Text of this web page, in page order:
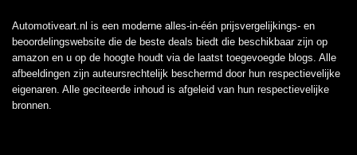
Automotiveart.nl is een moderne alles-in-één prijsvergelijkings- en
beoordelingswebsite die de beste deals biedt die beschikbaar zijn op
amazon en u op de hoogte houdt via de laatst toegevoegde blogs. Alle
afbeeldingen zijn auteursrechtelijk beschermd door hun respectievelijke
eigenaren. Alle geciteerde inhoud is afgeleid van hun respectievelijke
bronnen.